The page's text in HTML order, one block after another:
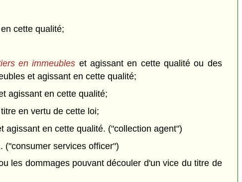
cette qualité;
en immeubles et agissant en cette qualité ou des
et agissant en cette qualité;
agissant en cette qualité;
en vertu de cette loi;
agissant en cette qualité. ("collection agent")
services officer")
les dommages pouvant découler d'un vice du titre de